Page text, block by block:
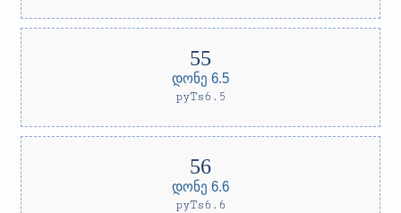
დონე 6.5
pyTs6.5
დონე 6.6
pyTs6.6